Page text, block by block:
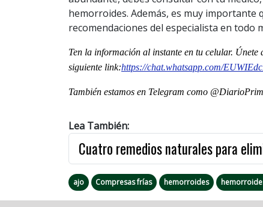
hemorroides. Además, es muy importante
recomendaciones del especialista en todo
Ten la información al instante en tu celular.
siguiente link:https://chat.whatsapp.com/
También estamos en Telegram como
Lea También:
Cuatro remedios naturales para
ajo Compresas frías hemorroides